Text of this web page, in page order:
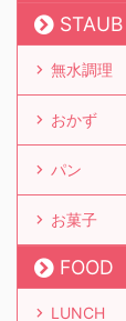
STAUB
無水調理
おかず
パン
お菓子
FOOD
LUNCH